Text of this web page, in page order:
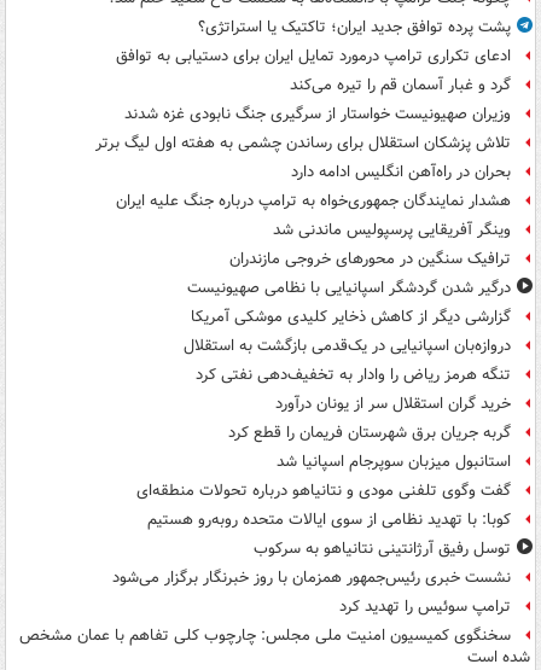
پشت پرده توافق جدید ایران؛ تاکتیک یا استراتژی؟
ادعای تکراری ترامپ درمورد تمایل ایران برای دستیابی به توافق
گرد و غبار آسمان قم را تیره می‌کند
وزیران صهیونیست خواستار از سرگیری جنگ نابودی غزه شدند
تلاش پزشکان استقلال برای رساندن چشمی به هفته اول لیگ برتر
بحران در راه‌آهن انگلیس ادامه دارد
هشدار نمایندگان جمهوری‌خواه به ترامپ درباره جنگ علیه ایران
وینگر آفریقایی پرسپولیس ماندنی شد
ترافیک سنگین در محورهای خروجی مازندران
درگیر شدن گردشگر اسپانیایی با نظامی صهیونیست
گزارشی دیگر از کاهش ذخایر کلیدی موشکی آمریکا
دروازه‌بان اسپانیایی در یک‌قدمی بازگشت به استقلال
تنگه هرمز ریاض را وادار به تخفیف‌دهی نفتی کرد
خرید گران استقلال سر از یونان درآورد
گربه جریان برق شهرستان فریمان را قطع کرد
استانبول میزبان سوپرجام اسپانیا شد
گفت وگوی تلفنی مودی و نتانیاهو درباره تحولات منطقه‌ای
کوبا: با تهدید نظامی از سوی ایالات متحده روبه‌رو هستیم
توسل رفیق آرژانتینی نتانیاهو به سرکوب
نشست خبری رئیس‌جمهور همزمان با روز خبرنگار برگزار می‌شود
ترامپ سوئیس را تهدید کرد
سخنگوی کمیسیون امنیت ملی مجلس: چارچوب کلی تفاهم با عمان مشخص
شده است